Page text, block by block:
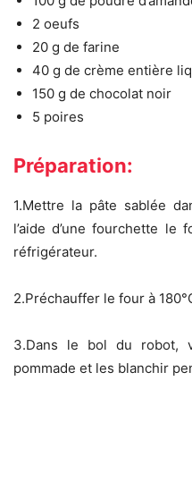
2 oeufs
20 g de farine
40 g de crème entière
150 g de chocolat noir
5 poires
Préparation:
1.Mettre la pâte sablée
l’aide d’une fourchette
réfrigérateur.
2.Préchauffer le four à
3.Dans le bol du robot,
pommade et les blanchir